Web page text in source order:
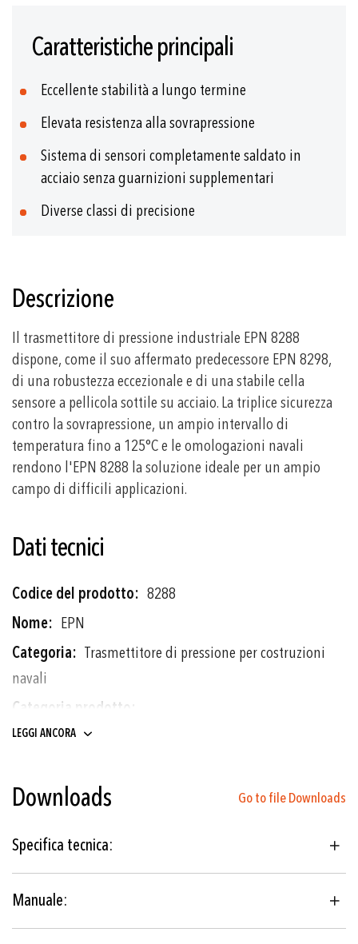
galleria
immagini
Caratteristiche principali
Eccellente stabilità a lungo termine
Elevata resistenza alla sovrapressione
Sistema di sensori completamente saldato in
acciaio senza guarnizioni supplementari
Diverse classi di precisione
Descrizione
Il trasmettitore di pressione industriale EPN 8288
dispone, come il suo affermato predecessore EPN 8298,
di una robustezza eccezionale e di una stabile cella
sensore a pellicola sottile su acciaio. La triplice sicurezza
contro la sovrapressione, un ampio intervallo di
temperatura fino a 125°C e le omologazioni navali
rendono l'EPN 8288 la soluzione ideale per un ampio
campo di difficili applicazioni.
Dati tecnici
Più
informazioni
8288
EPN
Trasmettitore di pressione per costruzioni
navali
Trasmettitori di pressione
0 ... 30 a 0 ... 7500 psi
Idraulica
Macchine utensili
LEGGI ANCORA
Downloads Go to file Downloads
Specifica tecnica:
Manuale: